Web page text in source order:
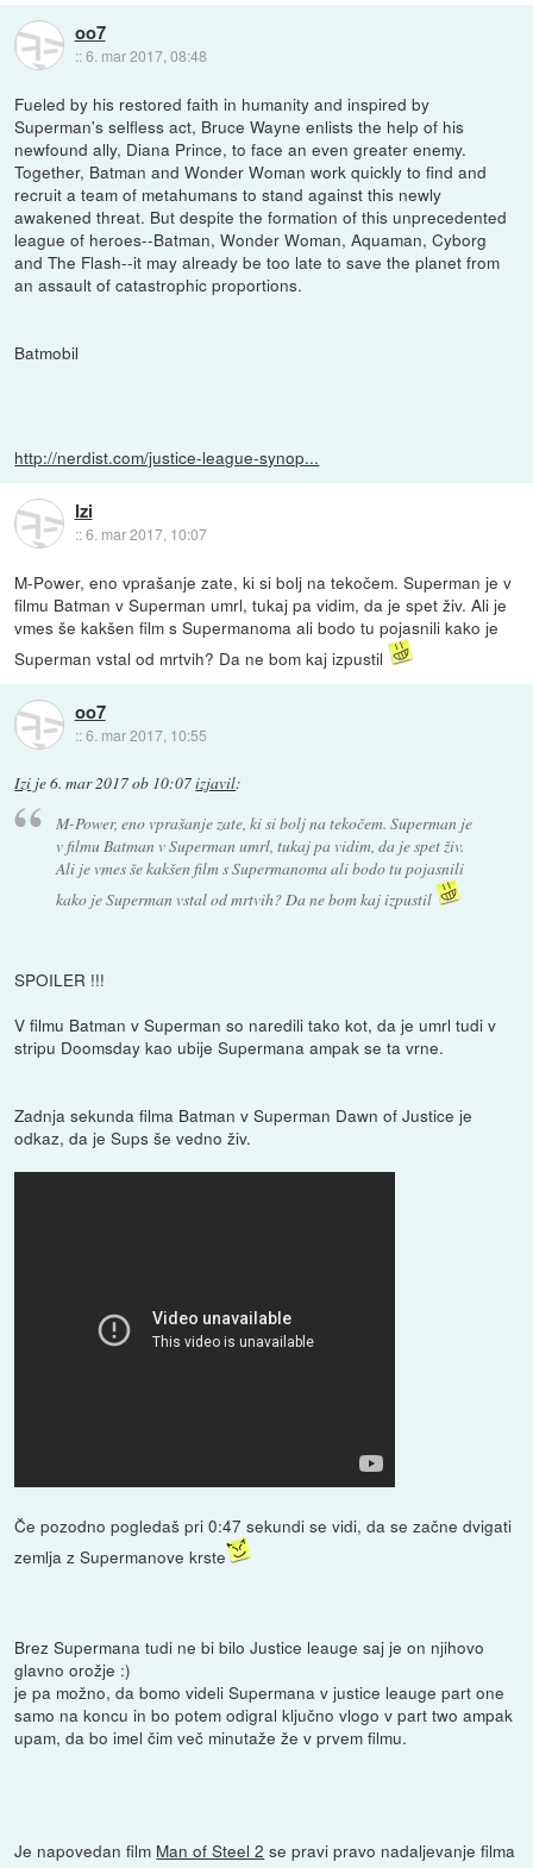
oo7
::6. mar 2017, 08:48
Fueled by his restored faith in humanity and inspired by
Superman's selfless act, Bruce Wayne enlists the help of his
newfound ally, Diana Prince, to face an even greater enemy.
Together, Batman and Wonder Woman work quickly to find and
recruit a team of metahumans to stand against this newly
awakened threat. But despite the formation of this unprecedented
league of heroes--Batman, Wonder Woman, Aquaman, Cyborg
and The Flash--it may already be too late to save the planet from
an assault of catastrophic proportions.
Batmobil
http://nerdist.com/justice-league-synop...
Izi
::6. mar 2017, 10:07
M-Power, eno vprašanje zate, ki si bolj na tekočem. Superman je v
filmu Batman v Superman umrl, tukaj pa vidim, da je spet živ. Ali je
vmes še kakšen film s Supermanoma ali bodo tu pojasnili kako je
Superman vstal od mrtvih? Da ne bom kaj izpustil
oo7
::6. mar 2017, 10:55
Izi je6. mar 2017 ob 10:07izjavil:
M-Power, eno vprašanje zate, ki si bolj na tekočem. Superman je
v filmu Batman v Superman umrl, tukaj pa vidim, da je spet živ.
Ali je vmes še kakšen film s Supermanoma ali bodo tu pojasnili
kako je Superman vstal od mrtvih? Da ne bom kaj izpustil
SPOILER !!!
V filmu Batman v Superman so naredili tako kot, da je umrl tudi v
stripu Doomsday kao ubije Supermana ampak se ta vrne.
Zadnja sekunda filma Batman v Superman Dawn of Justice je
odkaz, da je Sups še vedno živ.
Če pozodno pogledaš pri 0:47 sekundi se vidi, da se začne dvigati
zemlja z Supermanove krste
Brez Supermana tudi ne bi bilo Justice leauge saj je on njihovo
glavno orožje :)
je pa možno, da bomo videli Supermana v justice leauge part one
samo na koncu in bo potem odigral ključno vlogo v part two ampak
upam, da bo imel čim več minutaže že v prvem filmu.
Je napovedan film Man of Steel 2 se pravi pravo nadaljevanje filma